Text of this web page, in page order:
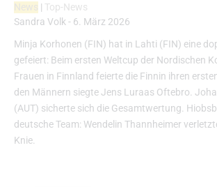
| Top-News
Sandra Volk- 6. März 2026
Minja Korhonen (FIN) hat in Lahti (FIN) eine
gefeiert: Beim ersten Weltcup der Nordischen
Frauen in Finnland feierte die Finnin ihren
den Männern siegte Jens Luraas Oftebro.
(AUT) sicherte sich die Gesamtwertung.
deutsche Team: Wendelin Thannheimer
Knie.